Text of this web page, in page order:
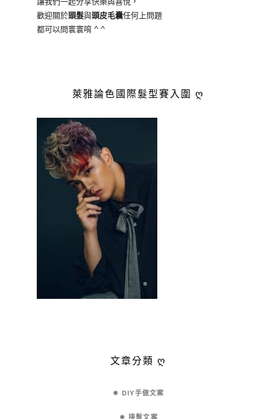
歡迎關於頭髮與頭皮毛囊任何上問題
都可以問寰寰唷 ^ ^
萊雅論色國際髮型賽入圍 ღ
文章分類 ღ
✵ DIY手做文案